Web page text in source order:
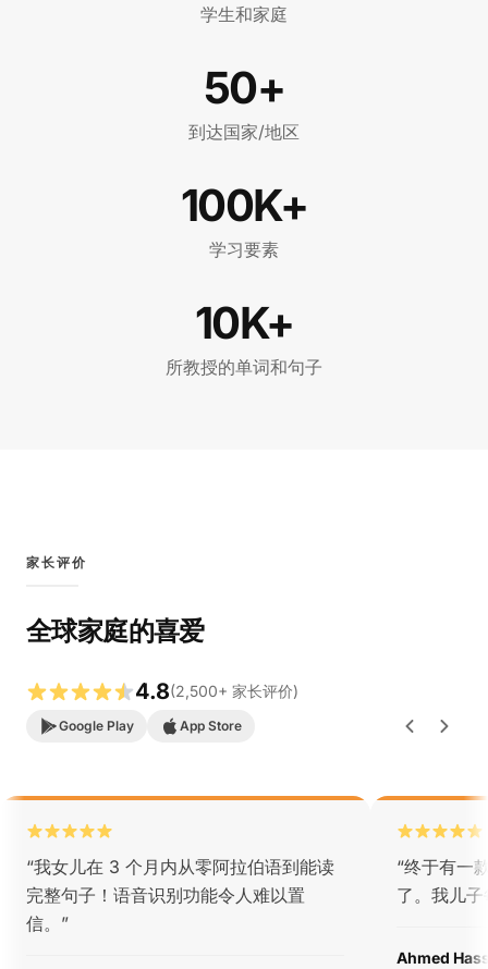
学生和家庭
50+
到达国家/地区
100K+
学习要素
10K+
所教授的单词和句子
家长评价
全球家庭的喜爱
4.8(2,500+ 家长评价)
Google Play App Store
“我女儿在 3 个月内从零阿拉伯语到能读
完整句子！语音识别功能令人难以置
信。 ”
“终于有一
了。我儿
Ahmed